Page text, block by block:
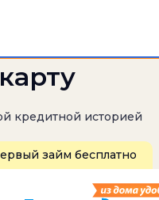
кредитной историей
займ бесплатно